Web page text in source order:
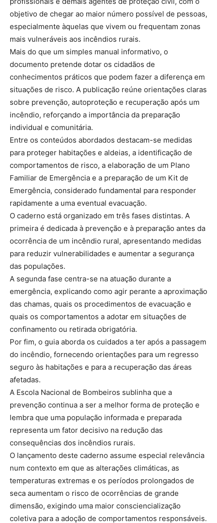
objetivo de chegar ao maior número possível de pessoas,
especialmente àquelas que vivem ou frequentam zonas
mais vulneráveis aos incêndios rurais.
Mais do que um simples manual informativo, o
documento pretende dotar os cidadãos de
conhecimentos práticos que podem fazer a diferença em
situações de risco. A publicação reúne orientações claras
sobre prevenção, autoproteção e recuperação após um
incêndio, reforçando a importância da preparação
individual e comunitária.
Entre os conteúdos abordados destacam-se medidas
para proteger habitações e aldeias, a identificação de
comportamentos de risco, a elaboração de um Plano
Familiar de Emergência e a preparação de um Kit de
Emergência, considerado fundamental para responder
rapidamente a uma eventual evacuação.
O caderno está organizado em três fases distintas. A
primeira é dedicada à prevenção e à preparação antes da
ocorrência de um incêndio rural, apresentando medidas
para reduzir vulnerabilidades e aumentar a segurança
das populações.
A segunda fase centra-se na atuação durante a
emergência, explicando como agir perante a aproximação
das chamas, quais os procedimentos de evacuação e
quais os comportamentos a adotar em situações de
confinamento ou retirada obrigatória.
Por fim, o guia aborda os cuidados a ter após a passagem
do incêndio, fornecendo orientações para um regresso
seguro às habitações e para a recuperação das áreas
afetadas.
A Escola Nacional de Bombeiros sublinha que a
prevenção continua a ser a melhor forma de proteção e
lembra que uma população informada e preparada
representa um fator decisivo na redução das
consequências dos incêndios rurais.
O lançamento deste caderno assume especial relevância
num contexto em que as alterações climáticas, as
temperaturas extremas e os períodos prolongados de
seca aumentam o risco de ocorrências de grande
dimensão, exigindo uma maior consciencialização
coletiva para a adoção de comportamentos responsáveis.